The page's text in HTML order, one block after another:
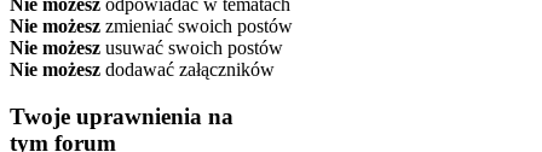
Nie możesz zmieniać swoich postów
Nie możesz usuwać swoich postów
Nie możesz dodawać załączników
Twoje uprawnienia na
tym forum